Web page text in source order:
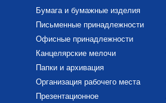
Бумага и бумажные изделия
Письменные принадлежности
Офисные принадлежности
Канцелярские мелочи
Папки и архивация
Организация рабочего места
Презентационное